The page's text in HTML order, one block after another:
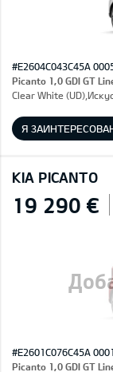
#E2604C043C45A
Picanto 1,0 GDI GT
Clear White
Я
KIA PICANTO
19 290 €
#E2601C076C45A 0001
Picanto 1,0 GDI GT